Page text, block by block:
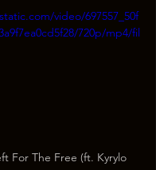
video/697557_50f
720p/mp4/fil
For The Free (ft. Kyrylo